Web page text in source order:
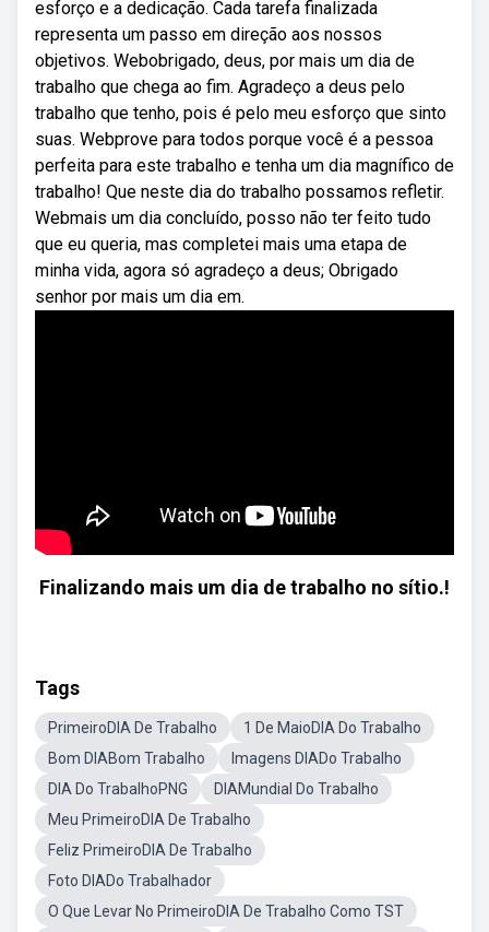
esforço e a dedicação. Cada tarefa finalizada
representa um passo em direção aos nossos
objetivos. Webobrigado, deus, por mais um dia de
trabalho que chega ao fim. Agradeço a deus pelo
trabalho que tenho, pois é pelo meu esforço que sinto
suas. Webprove para todos porque você é a pessoa
perfeita para este trabalho e tenha um dia magnífico de
trabalho! Que neste dia do trabalho possamos refletir.
Webmais um dia concluído, posso não ter feito tudo
que eu queria, mas completei mais uma etapa de
minha vida, agora só agradeço a deus; Obrigado
senhor por mais um dia em.
Finalizando mais um dia de trabalho no sítio.!
Tags
PrimeiroDIA De Trabalho
1 De MaioDIA Do Trabalho
Bom DIABom Trabalho
Imagens DIADo Trabalho
DIA Do TrabalhoPNG
DIAMundial Do Trabalho
Meu PrimeiroDIA De Trabalho
Feliz PrimeiroDIA De Trabalho
Foto DIADo Trabalhador
O Que Levar No PrimeiroDIA De Trabalho Como TST